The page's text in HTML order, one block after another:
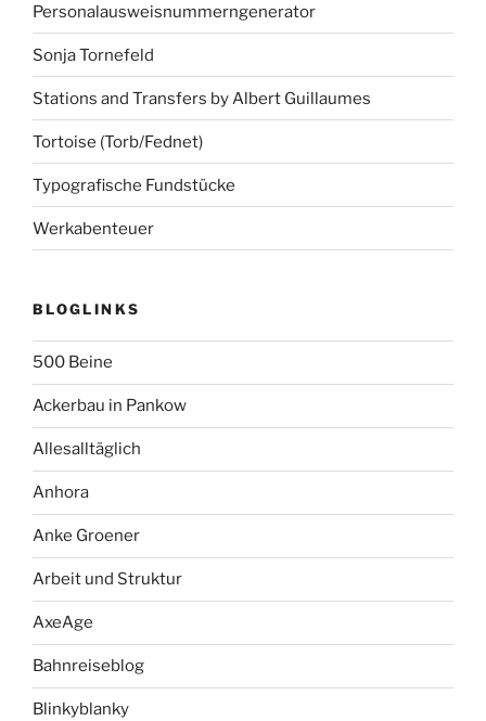
Personalausweisnummerngenerator
Sonja Tornefeld
Stations and Transfers by Albert Guillaumes
Tortoise (Torb/Fednet)
Typografische Fundstücke
Werkabenteuer
BLOGLINKS
500 Beine
Ackerbau in Pankow
Allesalltäglich
Anhora
Anke Groener
Arbeit und Struktur
AxeAge
Bahnreiseblog
Blinkyblanky